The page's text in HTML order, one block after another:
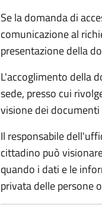
Se la domanda di
comunicazione al
presentazione della
L'accoglimento della
sede, presso cui
visione dei
Il responsabile
cittadino può
quando i dati e le
privata delle persone